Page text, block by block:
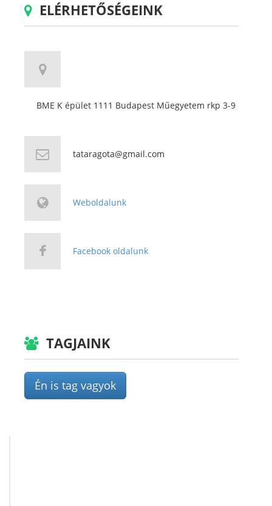
ELÉRHETŐSÉGEINK
BME K épület 1111 Budapest Műegyetem rkp 3-9
tataragota@gmail.com
Weboldalunk
Facebook oldalunk
TAGJAINK
Én is tag vagyok